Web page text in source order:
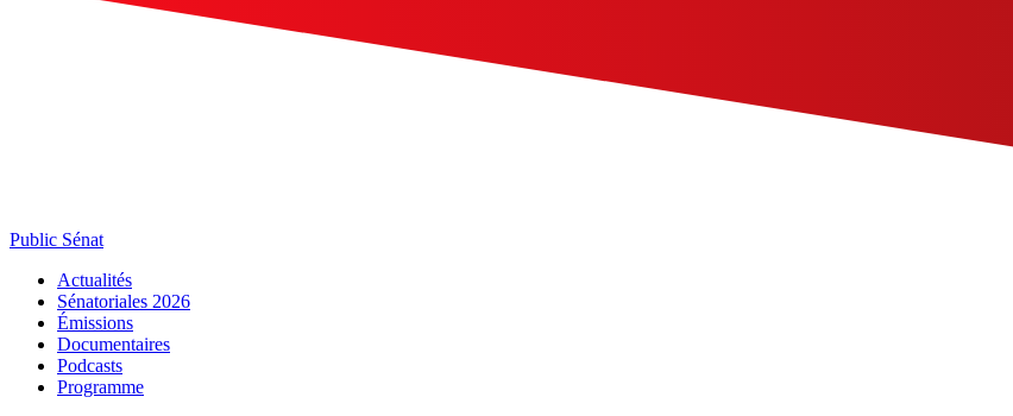
Public Sénat
Actualités
Sénatoriales 2026
Émissions
Documentaires
Podcasts
Programme